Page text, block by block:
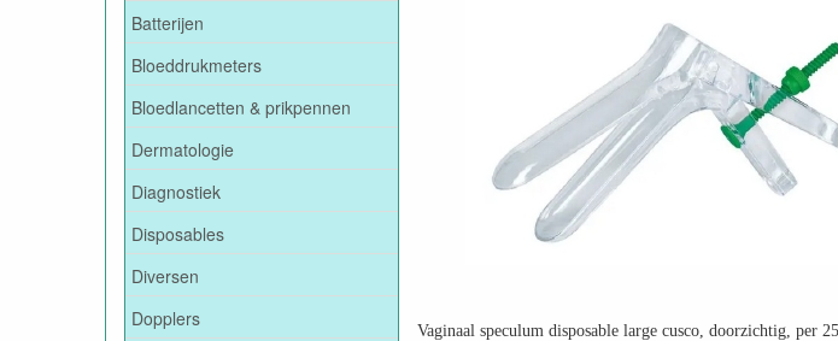
Batterijen
Bloeddrukmeters
Bloedlancetten & prikpennen
Dermatologie
Diagnostiek
Disposables
Diversen
Dopplers
Vaginaal speculum disposable large cusco, doorzichtig, per 25